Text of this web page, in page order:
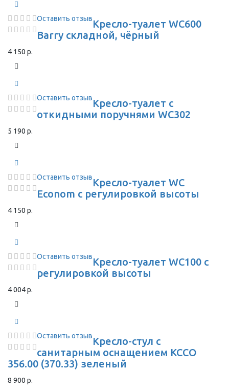
Оставить отзывКресло-туалет WC600
Barry складной, чёрный
4 150 р.
Оставить отзывКресло-туалет с
откидными поручнями WC302
5 190 р.
Оставить отзывКресло-туалет WC
Econom с регулировкой высоты
4 150 р.
Оставить отзывКресло-туалет WC100 с
регулировкой высоты
4 004 р.
Оставить отзывКресло-стул с
санитарным оснащением КССО
356.00 (370.33) зеленый
8 900 р.